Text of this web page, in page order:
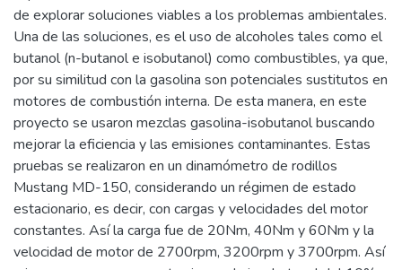
de explorar soluciones viables a los problemas ambientales.
Una de las soluciones, es el uso de alcoholes tales como el
butanol (n-butanol e isobutanol) como combustibles, ya que,
por su similitud con la gasolina son potenciales sustitutos en
motores de combustión interna. De esta manera, en este
proyecto se usaron mezclas gasolina-isobutanol buscando
mejorar la eficiencia y las emisiones contaminantes. Estas
pruebas se realizaron en un dinamómetro de rodillos
Mustang MD-150, considerando un régimen de estado
estacionario, es decir, con cargas y velocidades del motor
constantes. Así la carga fue de 20Nm, 40Nm y 60Nm y la
velocidad de motor de 2700rpm, 3200rpm y 3700rpm. Así